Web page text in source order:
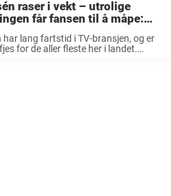
raser i vekt – utrolige
får fansen til å måpe:
har lang fartstid i TV-bransjen, og er
for de aller fleste her i landet.